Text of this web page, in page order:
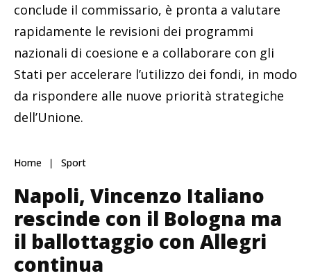
conclude il commissario, è pronta a valutare
rapidamente le revisioni dei programmi
nazionali di coesione e a collaborare con gli
Stati per accelerare l’utilizzo dei fondi, in modo
da rispondere alle nuove priorità strategiche
dell’Unione.
Home Sport
Napoli, Vincenzo Italiano
rescinde con il Bologna ma
il ballottaggio con Allegri
continua